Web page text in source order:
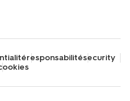
responsabilitésecurity